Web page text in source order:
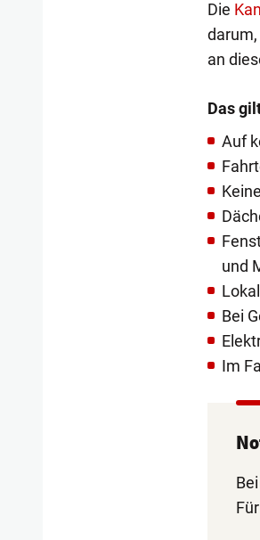
Die
darum,
an
Das
Auf
und
Bei
Im